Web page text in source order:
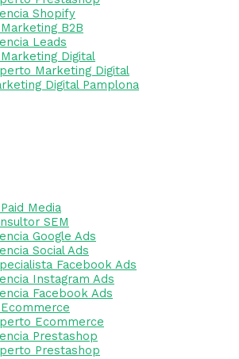
Shopify
B2B
Leads
Digital
Marketing Digital
Digital Pamplona
Media
SEM
Google Ads
Social Ads
Facebook Ads
Instagram Ads
Facebook Ads
Ecommerce
Prestashop
Prestashop